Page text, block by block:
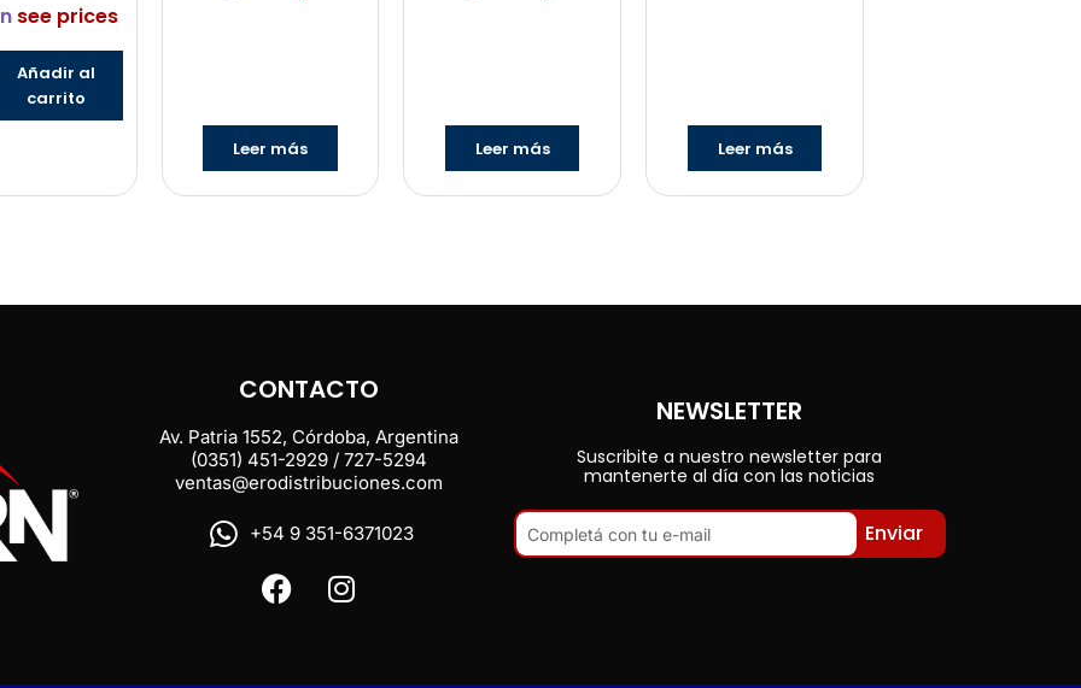
see prices
Añadir al
carrito
Leer más Leer más Leer más
CONTACTO
Av. Patria 1552, Córdoba, Argentina
(0351) 451-2929 / 727-5294
ventas@erodistribuciones.com
+54 9 351-6371023
NEWSLETTER
Suscribite a nuestro newsletter para
mantenerte al día con las noticias
Enviar